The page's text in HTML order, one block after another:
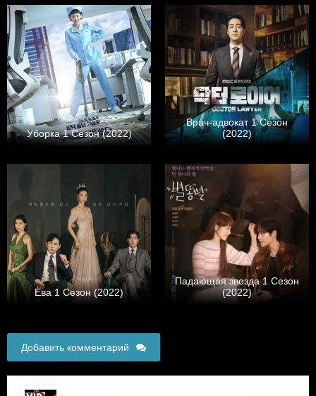
Уборка 1 Сезон (2022)
Врач-адвокат 1 Сезон
(2022)
Ева 1 Сезон (2022)
Падающая звезда 1 Сезон
(2022)
Добавить комментарий